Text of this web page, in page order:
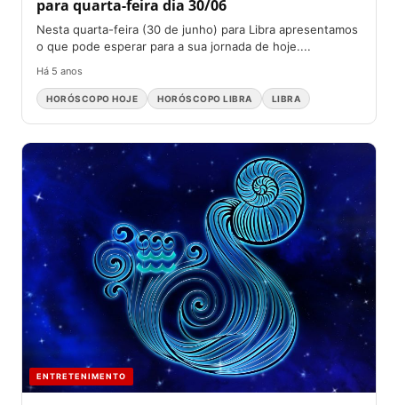
para quarta-feira dia 30/06
Nesta quarta-feira (30 de junho) para Libra apresentamos
o que pode esperar para a sua jornada de hoje....
Há 5 anos
HORÓSCOPO HOJE HORÓSCOPO LIBRA LIBRA
ENTRETENIMENTO